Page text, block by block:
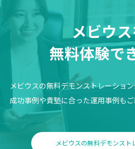
メビウ
無料体験で
メビウスの無料デモンストレーション
成功事例や貴塾に合った運用事例もご
メビウスの無料デモンスト